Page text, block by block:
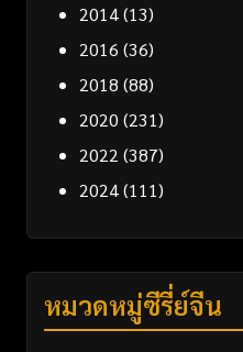
2014(13)
2016 (36)
2018 (88)
2020 (231)
2022 (387)
2024(111)
หมวดหมู่ซีรี่ย์จีน